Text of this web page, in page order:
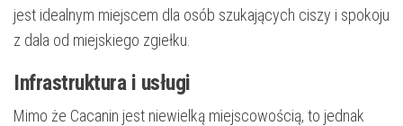
jest idealnym miejscem dla osób szukających ciszy i spokoju
z dala od miejskiego zgiełku.
Infrastruktura i usługi
Mimo że Cacanin jest niewielką miejscowością, to jednak